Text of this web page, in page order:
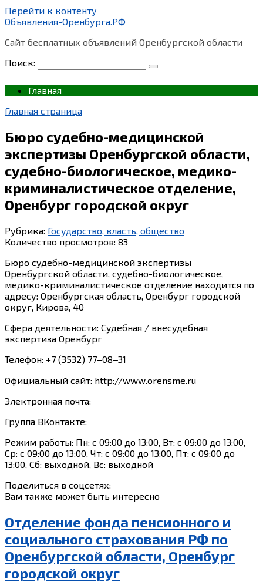
Перейти к контенту
Объявления-Оренбурга.РФ
Сайт бесплатных объявлений Оренбургской области
Поиск:
Главная
Главная страница
Бюро судебно-медицинской
экспертизы Оренбургской области,
судебно-биологическое, медико-
криминалистическое отделение,
Оренбург городской округ
Рубрика: Государство, власть, общество
Количество просмотров: 83
Бюро судебно-медицинской экспертизы
Оренбургской области, судебно-биологическое,
медико-криминалистическое отделение находится по
адресу: Оренбургская область, Оренбург городской
округ, Кирова, 40
Сфера деятельности: Судебная / внесудебная
экспертиза Оренбург
Телефон: +7 (3532) 77‒08‒31
Официальный сайт: http://www.orensme.ru
Электронная почта:
Группа ВКонтакте:
Режим работы: Пн: с 09:00 до 13:00, Вт: с 09:00 до 13:00,
Ср: с 09:00 до 13:00, Чт: с 09:00 до 13:00, Пт: с 09:00 до
13:00, Сб: выходной, Вс: выходной
Поделиться в соцсетях:
Вам также может быть интересно
Отделение фонда пенсионного и
социального страхования РФ по
Оренбургской области, Оренбург
городской округ